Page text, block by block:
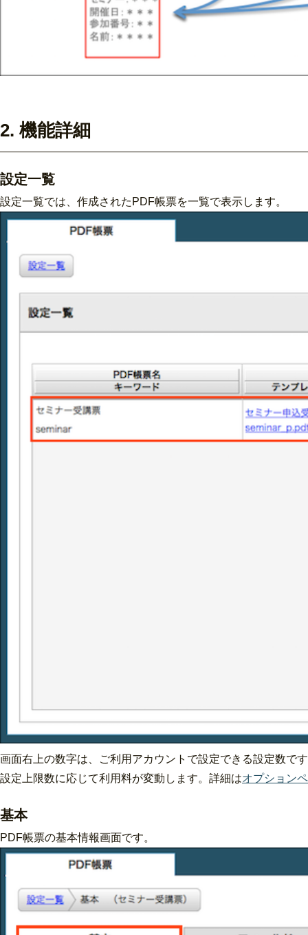
2. 機能詳細
設定一覧
設定一覧では、作成されたPDF帳票を一覧で表示します。
画面右上の数字は、ご利用アカウントで設定できる設定数で
設定上限数に応じて利用料が変動します。詳細はオプション
基本
PDF帳票の基本情報画面です。